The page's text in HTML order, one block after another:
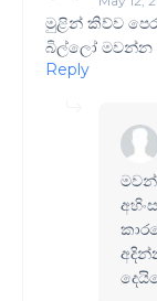
මුළින් කිව්ව
බිල්ලෝ මවන්න
Reply